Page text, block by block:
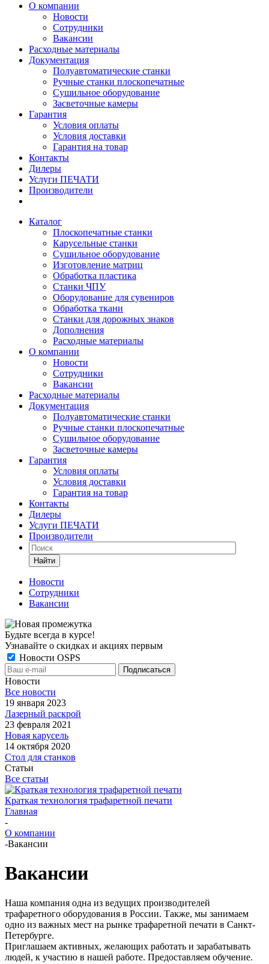
О компании
Новости
Сотрудники
Вакансии
Расходные материалы
Документация
Полуавтоматические станки
Ручные станки плоскопечатные
Сушильное оборудование
Засветочные камеры
Гарантия
Условия оплаты
Условия доставки
Гарантия на товар
Контакты
Дилеры
Услуги ПЕЧАТИ
Производители
Каталог
Плоскопечатные станки
Карусельные станки
Сушильное оборудование
Изготовление матриц
Обработка пластика
Станки ЧПУ
Оборудование для сувениров
Обработка ткани
Станки для дорожных знаков
Дополнения
Расходные материалы
О компании
Новости
Сотрудники
Вакансии
Расходные материалы
Документация
Полуавтоматические станки
Ручные станки плоскопечатные
Сушильное оборудование
Засветочные камеры
Гарантия
Условия оплаты
Условия доставки
Гарантия на товар
Контакты
Дилеры
Услуги ПЕЧАТИ
Производители
Найти
Новости
Сотрудники
Вакансии
Будьте всегда в курсе!
Узнавайте о скидках и акциях первым
Новости OSPS
Новости
Все новости
19 января 2023
Лазерный раскрой
23 февраля 2021
Новая карусель
14 октября 2020
Стол для станков
Статьи
Все статьи
Краткая технология трафаретной печати
Главная
-
О компании
-Вакансии
Вакансии
Наша компания одна из ведущих производителей
трафаретного оборудования в России. Также, мы занимаем
одно из важных мест на рынке трафаретной печати в Санкт-
Петербурге.
Приглашаем активных, желающих работать и зарабатывать
людей, к участию в нашей работе. Предоставляем обучение.